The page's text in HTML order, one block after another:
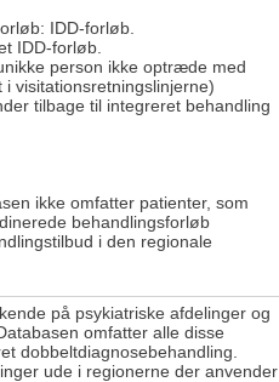
IDD-forløb.
IDD-forløb.
person ikke optræde med
visitationsretningslinjerne)
tilbage til integreret behandling
ikke omfatter patienter, som
behandlingsforløb
i den regionale
på psykiatriske afdelinger og
omfatter alle disse
dobbeltdiagnosebehandling.
ude i regionerne der anvender